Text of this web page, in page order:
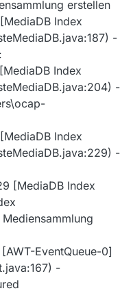
erstellen
Index
-
Index
-
Index
-
[MediaDB Index
EventQueue-0]
-